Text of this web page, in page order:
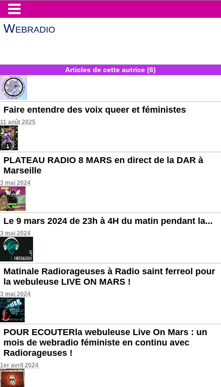
Webradio
Articles de cette autrice (6)
Faire entendre des voix queer et féministes
11 août 2025
PLATEAU RADIO 8 MARS en direct de la DAR à
Marseille
3 mai 2024
Le 9 mars 2024 de 23h à 4H du matin pendant la...
3 mai 2024
Matinale Radiorageuses à Radio saint ferreol pour
la webuleuse LIVE ON MARS !
3 mai 2024
POUR ECOUTERla webuleuse Live On Mars : un
mois de webradio féministe en continu avec
Radiorageuses !
1er avril 2024